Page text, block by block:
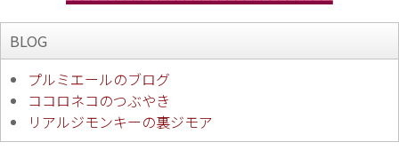
BLOG
プルミエールのブログ
ココロネコのつぶやき
リアルジモンキーの裏ジモア